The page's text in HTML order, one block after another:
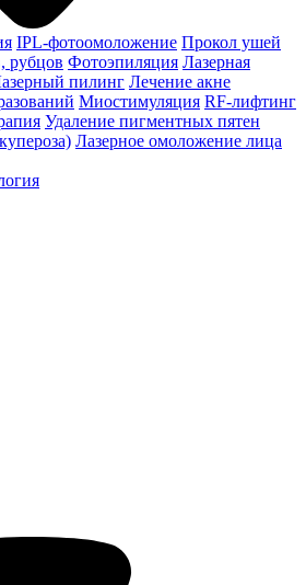
IPL-фотоомоложение Прокол ушей
рубцов Фотоэпиляция Лазерная
пилинг Лечение акне
Миостимуляция RF-лифтинг
Удаление пигментных пятен
Лазерное омоложение лица